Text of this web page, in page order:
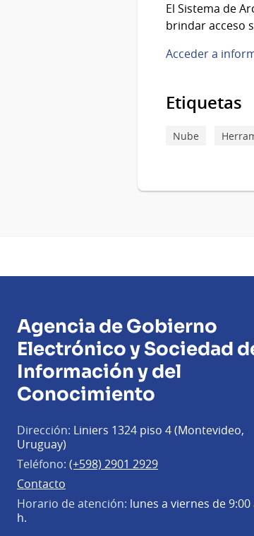
El Sistema de
brindar acceso
Acceder a
Etiquetas
Nube
Agencia de Gobierno
Electrónico y Sociedad
Información y del
Conocimiento
Dirección: Liniers 1324 piso 4 (Montevideo,
Uruguay)
Teléfono: (+598) 2901 2929
Contacto
Horario de atención: lunes a viernes de 9:00
h.